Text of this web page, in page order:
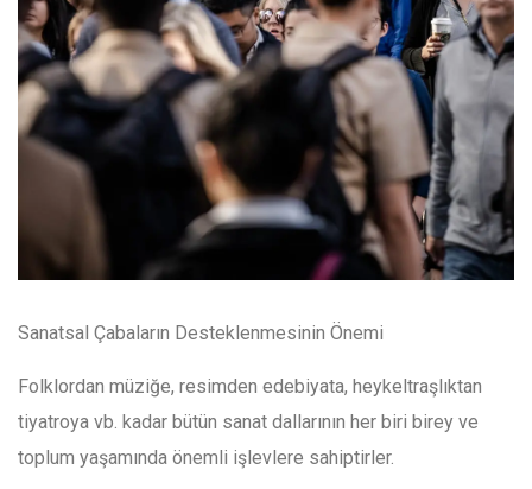
Sanatsal Çabaların Desteklenmesinin Önemi
Folklordan müziğe, resimden edebiyata, heykeltraşlıktan
tiyatroya vb. kadar bütün sanat dallarının her biri birey ve
toplum yaşamında önemli işlevlere sahiptirler.